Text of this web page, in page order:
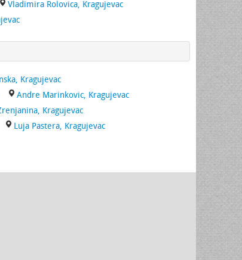
Vladimira Rolovica, Kragujevac
Kragujevac
Andre Marinkovic, Kragujevac
Kragujevac
Luja Pastera, Kragujevac